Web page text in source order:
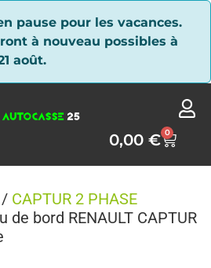
pause pour les vacances.
à nouveau possibles à
août.
0,00€ 0
/ CAPTUR 2 PHASE
bord RENAULT CAPTUR
des cookies